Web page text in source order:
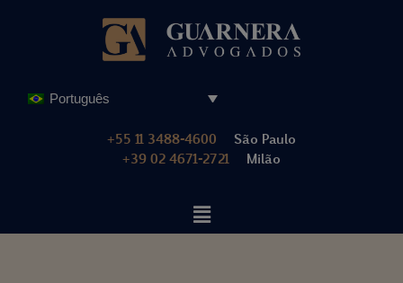
Português
+55 11 3488-4600 São Paulo
+39 02 4671-2721 Milão